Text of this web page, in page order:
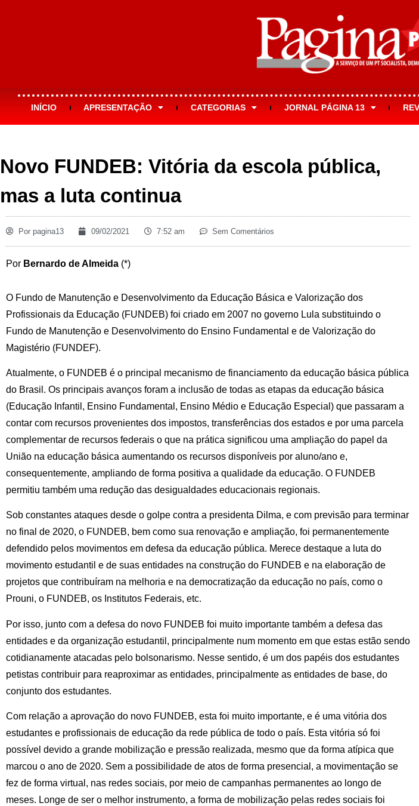
INÍCIO APRESENTAÇÃO CATEGORIAS JORNAL PÁGINA 13
Novo FUNDEB: Vitória da escola pública,
mas a luta continua
Por pagina13 09/02/2021 7:52 am Sem Comentários
Por Bernardo de Almeida (*)
O Fundo de Manutenção e Desenvolvimento da Educação Básica e Valorização dos
Profissionais da Educação (FUNDEB) foi criado em 2007 no governo Lula substituindo o
Fundo de Manutenção e Desenvolvimento do Ensino Fundamental e de Valorização do
Magistério (FUNDEF).
Atualmente, o FUNDEB é o principal mecanismo de financiamento da educação básica pública
do Brasil. Os principais avanços foram a inclusão de todas as etapas da educação básica
(Educação Infantil, Ensino Fundamental, Ensino Médio e Educação Especial) que passaram a
contar com recursos provenientes dos impostos, transferências dos estados e por uma parcela
complementar de recursos federais o que na prática significou uma ampliação do papel da
União na educação básica aumentando os recursos disponíveis por aluno/ano e,
consequentemente, ampliando de forma positiva a qualidade da educação. O FUNDEB
permitiu também uma redução das desigualdades educacionais regionais.
Sob constantes ataques desde o golpe contra a presidenta Dilma, e com previsão para terminar
no final de 2020, o FUNDEB, bem como sua renovação e ampliação, foi permanentemente
defendido pelos movimentos em defesa da educação pública. Merece destaque a luta do
movimento estudantil e de suas entidades na construção do FUNDEB e na elaboração de
projetos que contribuíram na melhoria e na democratização da educação no país, como o
Prouni, o FUNDEB, os Institutos Federais, etc.
Por isso, junto com a defesa do novo FUNDEB foi muito importante também a defesa das
entidades e da organização estudantil, principalmente num momento em que estas estão sendo
cotidianamente atacadas pelo bolsonarismo. Nesse sentido, é um dos papéis dos estudantes
petistas contribuir para reaproximar as entidades, principalmente as entidades de base, do
conjunto dos estudantes.
Com relação a aprovação do novo FUNDEB, esta foi muito importante, e é uma vitória dos
estudantes e profissionais de educação da rede pública de todo o país. Esta vitória só foi
possível devido a grande mobilização e pressão realizada, mesmo que da forma atípica que
marcou o ano de 2020. Sem a possibilidade de atos de forma presencial, a movimentação se
fez de forma virtual, nas redes sociais, por meio de campanhas permanentes ao longo de
meses. Longe de ser o melhor instrumento, a forma de mobilização pelas redes sociais foi